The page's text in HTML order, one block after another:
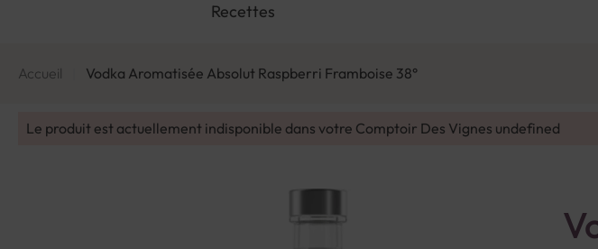
Recettes
Accueil Vodka Aromatisée Absolut Raspberri Framboise 38°
Le produit est actuellement indisponible dans votre Comptoir Des Vignes undefined